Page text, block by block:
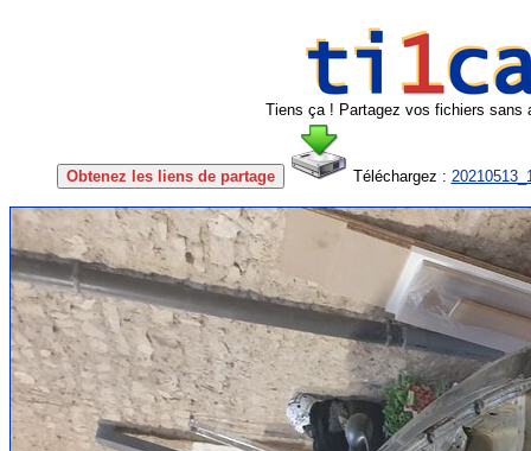
Tiens ça ! Partagez vos fichiers sans
Obtenez les liens de partage Téléchargez :